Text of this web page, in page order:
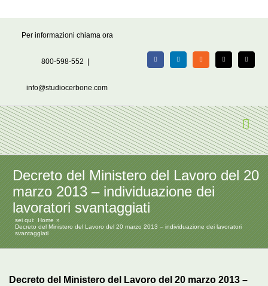
Per informazioni chiama ora
800-598-552
info@studiocerbone.com
FacebookLinkedIn Rss X Email
Decreto del Ministero del Lavoro del 20
marzo 2013 – individuazione dei
lavoratori svantaggiati
sei qui:
Home
Decreto del Ministero del Lavoro del 20 marzo 2013 – individuazione dei lavoratori
svantaggiati
Decreto del Ministero del Lavoro del 20 marzo 2013 –